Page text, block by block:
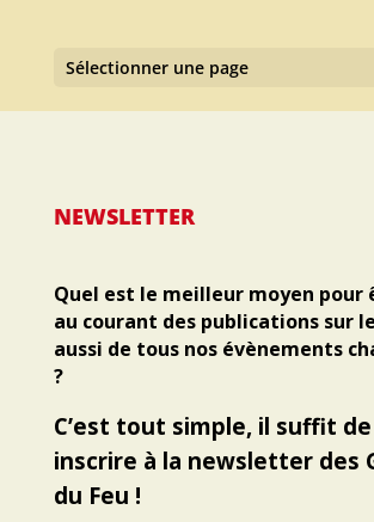
Sélectionner une page
NEWSLETTER
Quel est le meilleur moyen pour
au courant des publications sur
aussi de tous nos évènements
?
C’est tout simple, il suffit
inscrire à la newsletter des
du Feu !